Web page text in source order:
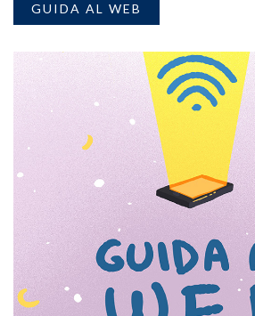
GUIDA AL WEB